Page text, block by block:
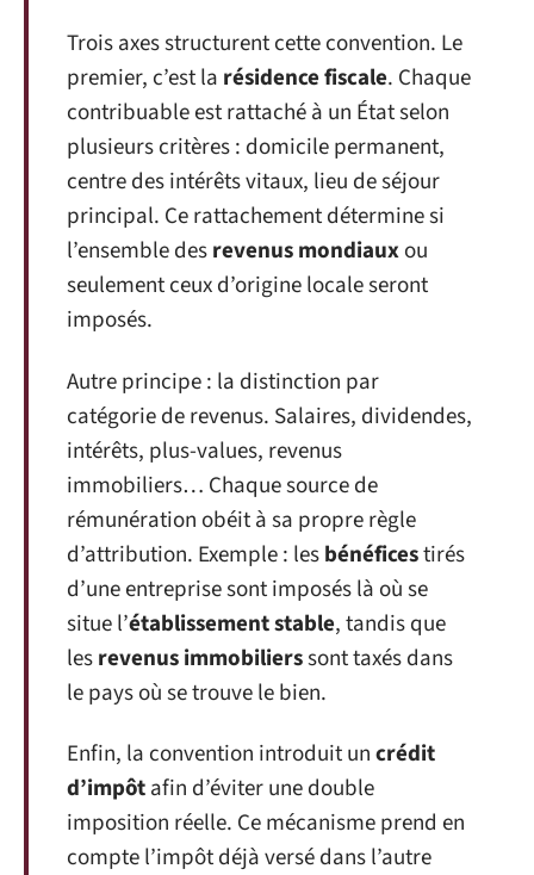
Trois axes structurent cette convention. Le
premier, c’est la résidence fiscale. Chaque
contribuable est rattaché à un État selon
plusieurs critères : domicile permanent,
centre des intérêts vitaux, lieu de séjour
principal. Ce rattachement détermine si
l’ensemble desrevenus mondiauxou
seulement ceux d’origine locale seront
imposés.
Autre principe : la distinction par
catégorie de revenus. Salaires, dividendes,
intérêts, plus-values, revenus
immobiliers… Chaque source de
rémunération obéit à sa propre règle
d’attribution. Exemple : lesbénéficestirés
d’une entreprise sont imposés là où se
situe l’établissement stable, tandis que
lesrevenus immobilierssont taxés dans
le pays où se trouve le bien.
Enfin, la convention introduit uncrédit
d’impôtafin d’éviter une double
imposition réelle. Ce mécanisme prend en
compte l’impôt déjà versé dans l’autre